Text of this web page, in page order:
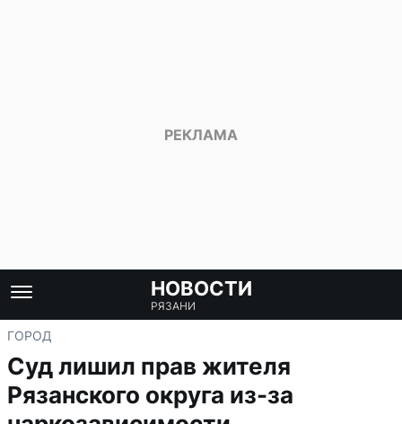
НОВОСТИ
РЯЗАНИ
ГОРОД
Суд лишил прав жителя
Рязанского округа из-за